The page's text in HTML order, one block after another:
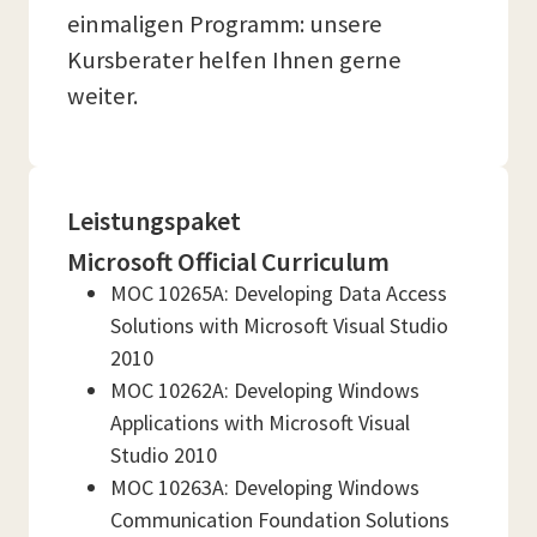
einmaligen Programm: unsere
Kursberater helfen Ihnen gerne
weiter.
Leistungspaket
Microsoft Official Curriculum
MOC 10265A: Developing Data Access
Solutions with Microsoft Visual Studio
2010
MOC 10262A: Developing Windows
Applications with Microsoft Visual
Studio 2010
MOC 10263A: Developing Windows
Communication Foundation Solutions